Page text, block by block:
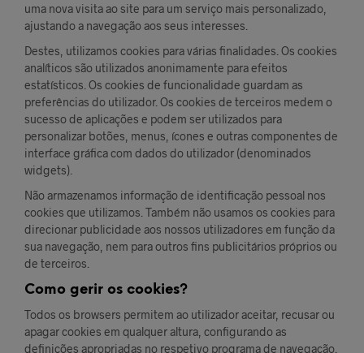
uma nova visita ao site para um serviço mais personalizado,
ajustando a navegação aos seus interesses.
Destes, utilizamos cookies para várias finalidades. Os cookies
analíticos são utilizados anonimamente para efeitos
estatísticos. Os cookies de funcionalidade guardam as
preferências do utilizador. Os cookies de terceiros medem o
sucesso de aplicações e podem ser utilizados para
personalizar botões, menus, ícones e outras componentes de
interface gráfica com dados do utilizador (denominados
widgets).
Não armazenamos informação de identificação pessoal nos
cookies que utilizamos. Também não usamos os cookies para
direcionar publicidade aos nossos utilizadores em função da
sua navegação, nem para outros fins publicitários próprios ou
de terceiros.
Como gerir os cookies?
Todos os browsers permitem ao utilizador aceitar, recusar ou
apagar cookies em qualquer altura, configurando as
definições apropriadas no respetivo programa de navegação.